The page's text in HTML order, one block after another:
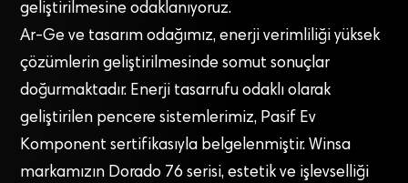
geliştirilmesine odaklanıyoruz.
Ar-Ge ve tasarım odağımız, enerji verimliliği yüksek
çözümlerin geliştirilmesinde somut sonuçlar
doğurmaktadır. Enerji tasarrufu odaklı olarak
geliştirilen pencere sistemlerimiz, Pasif Ev
Komponent sertifikasıyla belgelenmiştir. Winsa
markamızın Dorado 76 serisi, estetik ve işlevselliği